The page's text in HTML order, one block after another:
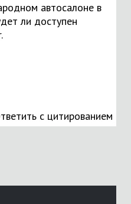
автосалоне в
ли доступен
с цитированием